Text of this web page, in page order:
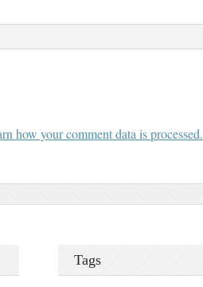
how your comment data is processed.
Tags